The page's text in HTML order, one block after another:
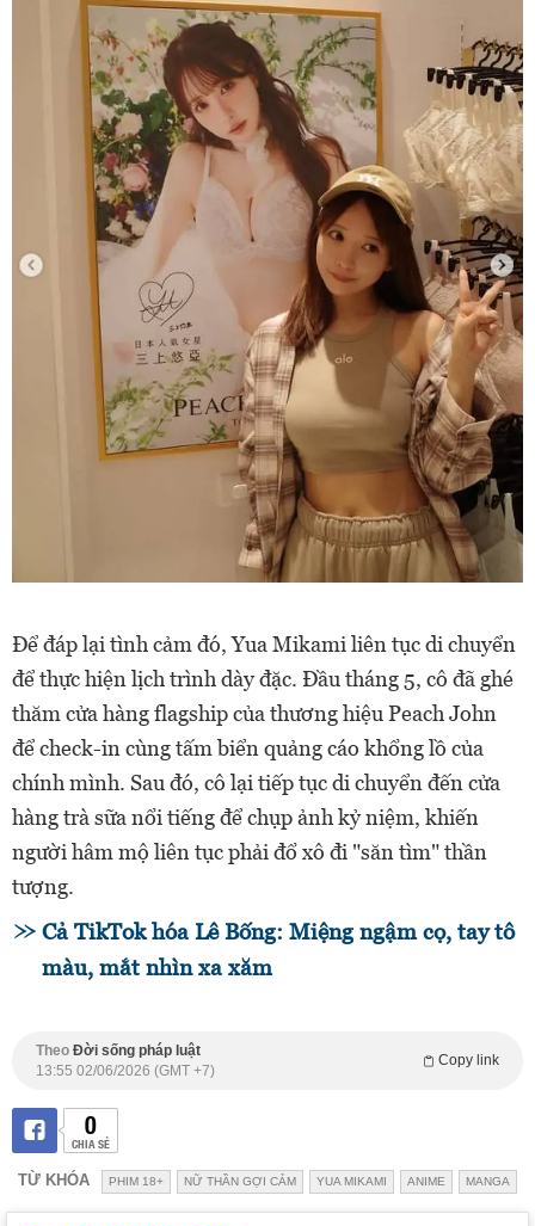
Để đáp lại tình cảm đó, Yua Mikami liên tục di chuyển
để thực hiện lịch trình dày đặc. Đầu tháng 5, cô đã ghé
thăm cửa hàng flagship của thương hiệu Peach John
để check-in cùng tấm biển quảng cáo khổng lồ của
chính mình. Sau đó, cô lại tiếp tục di chuyển đến cửa
hàng trà sữa nổi tiếng để chụp ảnh kỷ niệm, khiến
người hâm mộ liên tục phải đổ xô đi "săn tìm" thần
tượng.
Cả TikTok hóa Lê Bống: Miệng ngậm cọ, tay tô
màu, mắt nhìn xa xăm
Theo Đời sống pháp luật
Copy link
13:55 02/06/2026 (GMT +7)
0
CHIA SẺ
TỪ KHÓA PHIM 18+ NỮ THẦN GỢI CẢM YUA MIKAMI ANIME MANGA